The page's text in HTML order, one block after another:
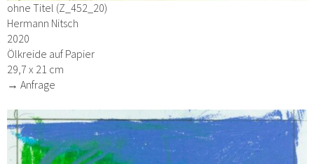
ohne Titel (Z_452_20)
Hermann Nitsch
2020
Ölkreide auf Papier
29,7 x 21 cm
→ Anfrage